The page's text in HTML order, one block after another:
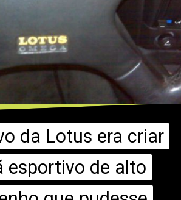
da Lotus era criar
esportivo de alto
da Lotus era criar
esportivo de alto